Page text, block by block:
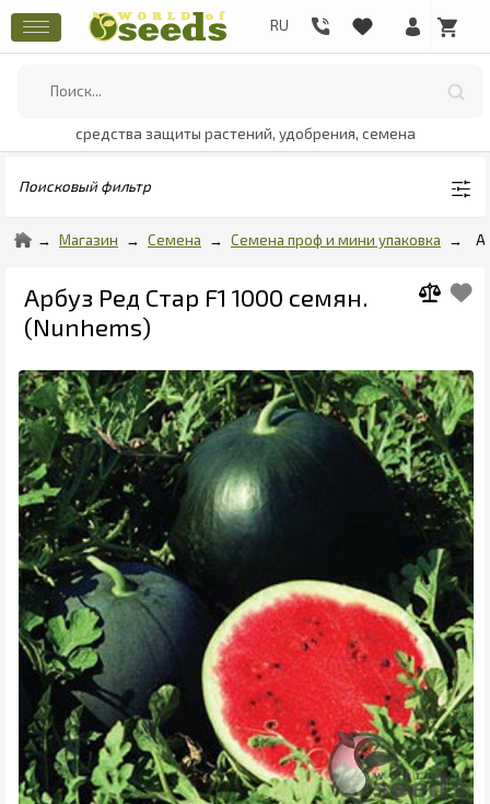
средства защиты растений, удобрения, семена
Поисковый фильтр
Магазин Семена Семена проф и мини упаковка
Арбуз Ред Стар F1 1000 семян.
(Nunhems)